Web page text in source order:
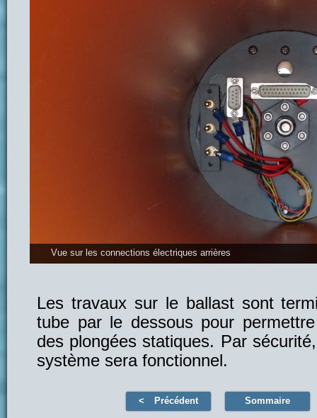
Vue sur les connections électriques arrières
Les travaux sur le ballast sont
tube par le dessous pour
des plongées statiques. Par
système sera fonctionnel.
Précédent Sommaire